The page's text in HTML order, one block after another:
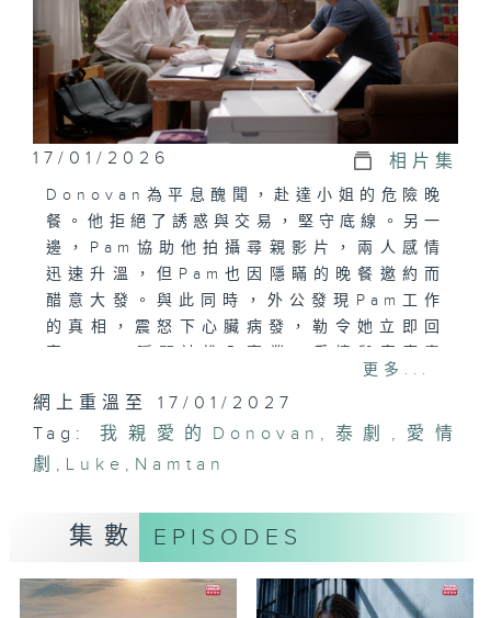
17/01/2026 相片集
Donovan為平息醜聞，赴達小姐的危險晚
餐。他拒絕了誘惑與交易，堅守底線。另一
邊，Pam協助他拍攝尋親影片，兩人感情
迅速升溫，但Pam也因隱瞞的晚餐邀約而
醋意大發。與此同時，外公發現Pam工作
的真相，震怒下心臟病發，勒令她立即回
更多...
網上重溫至 17/01/2027
Tag:
我親愛的Donovan , 泰劇 ,
愛情
劇 , Luke , Namtan
集數 EPISODES